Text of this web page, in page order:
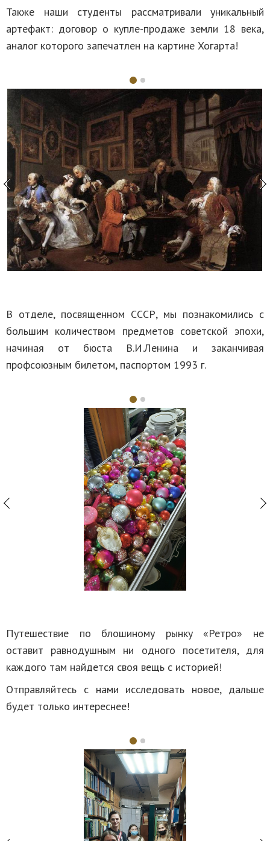
Также наши студенты рассматривали уникальный
артефакт: договор о купле-продаже земли 18 века,
аналог которого запечатлен на картине Хогарта!
В отделе, посвященном СССР, мы познакомились с
большим количеством предметов советской эпохи,
начиная от бюста В.И.Ленина и заканчивая
профсоюзным билетом, паспортом 1993 г.
Путешествие по блошиному рынку «Ретро» не
оставит равнодушным ни одного посетителя, для
каждого там найдется своя вещь с историей!
Отправляйтесь с нами исследовать новое, дальше
будет только интереснее!